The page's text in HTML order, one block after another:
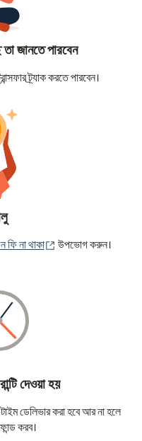
জানতে পারবেন
ট্র্যাক করতে পারবেন।
ফি না থাকা (নতুন উইন্ডোতে খুলবে)
উপভোগ করুন।
দেওয়া হয়
ডেলিভার করা হবে আর না হলে
করব।